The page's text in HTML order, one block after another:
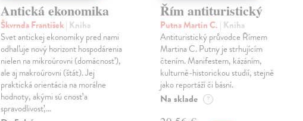
Antická ekonomika
Škvrnda František| Kniha
Svet antickej ekonomiky pred nami
odhaľuje nový horizont hospodárenia
nielen na mikroúrovni (domácnosť),
ale aj makroúrovni (štát). Jej
praktická orientácia na morálne
hodnoty, akými sú cnosť a
spravodlivosť,…
Řím antituristický
Putna Martin C. | Kniha
Antituristický průvodce Římem
Martina C. Putny je strhujícím
čtením. Manifestem, kázáním,
kulturně-historickou studií, stejně
jako reportáží či básní.
Na sklade ?